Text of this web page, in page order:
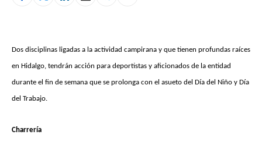
Dos disciplinas ligadas a la actividad campirana y que tienen profundas raíces
en Hidalgo, tendrán acción para deportistas y aficionados de la entidad
durante el fin de semana que se prolonga con el asueto del Día del Niño y Día
del Trabajo.
Charrería